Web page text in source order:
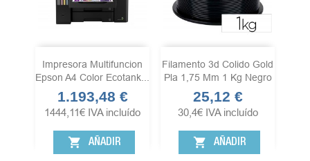
Impresora Multifuncion
Epson A4 Color Ecotank...
Precio
1.193,48 €
1444,11€ IVA incluído
shopping_cart AÑADIR
Filamento 3d Colido Gold
Pla 1,75 Mm 1 Kg Negro
Precio
25,12 €
30,4€ IVA incluído
shopping_cart AÑADIR